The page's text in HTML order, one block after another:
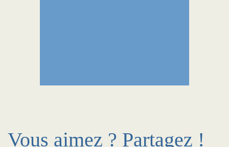
Vous aimez ? Partagez !